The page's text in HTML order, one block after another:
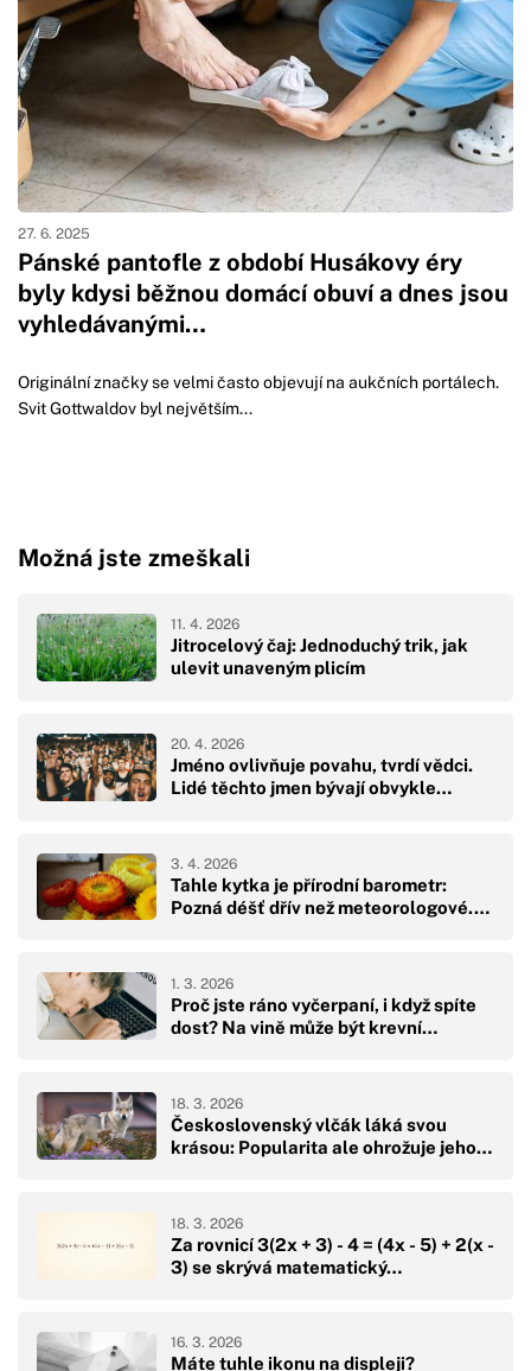
Pánské pantofle z období Husákovy éry
byly kdysi běžnou domácí obuví a dnes jsou
vyhledávanými…
27. 6. 2025
Originální značky se velmi často objevují na aukčních portálech.
Svit Gottwaldov byl největším...
Možná jste zmeškali
Jitrocelový čaj: Jednoduchý trik, jak
ulevit unaveným plicím
11. 4. 2026
Jméno ovlivňuje povahu, tvrdí vědci.
Lidé těchto jmen bývají obvykle…
20. 4. 2026
Tahle kytka je přírodní barometr:
Pozná déšť dřív než meteorologové.…
3. 4. 2026
Proč jste ráno vyčerpaní, i když spíte
dost? Na vině může být krevní…
1. 3. 2026
Československý vlčák láká svou
krásou: Popularita ale ohrožuje jeho…
18. 3. 2026
Za rovnicí 3(2x + 3) - 4 = (4x - 5) + 2(x -
3) se skrývá matematický…
18. 3. 2026
Máte tuhle ikonu na displeji?
16. 3. 2026